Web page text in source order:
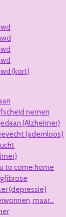
(kort)
nemen
(Alzheimer)
(ademloos)
to come home
(depressie)
maar...